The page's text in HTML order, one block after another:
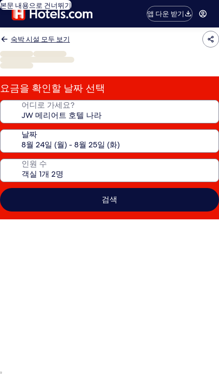
본문 내용으로 건너뛰기
앱 다운 받기
숙박 시설 모두 보기
요금을 확인할 날짜 선택
어디로 가세요?
날짜
인원 수
검색